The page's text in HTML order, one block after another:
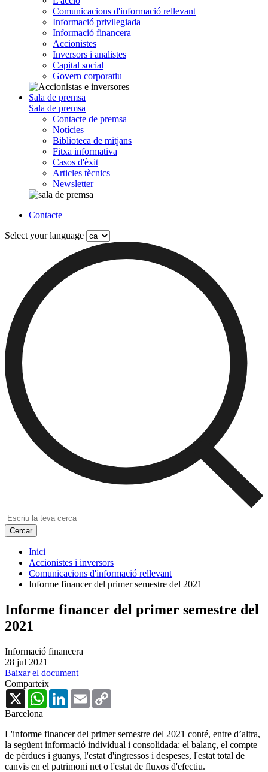
Comunicacions d'informació rellevant
Informació privilegiada
Informació financera
Accionistes
Inversors i analistes
Capital social
Govern corporatiu
Sala de premsa
Sala de premsa
Contacte de premsa
Notícies
Biblioteca de mitjans
Fitxa informativa
Casos d'èxit
Articles tècnics
Newsletter
Contacte
Select your language
Inici
Accionistes i inversors
Comunicacions d'informació rellevant
Informe financer del primer semestre del 2021
Informe financer del primer semestre del
2021
Informació financera
28 jul 2021
Baixar el document
Comparteix
X
WhatsAppLinkedInEmail
Barcelona
L'informe financer del primer semestre del 2021 conté, entre d’altra,
la següent informació individual i consolidada: el balanç, el compte
de pèrdues i guanys, l'estat d'ingressos i despeses, l'estat total de
canvis en el patrimoni net o l'estat de fluxos d'efectiu.